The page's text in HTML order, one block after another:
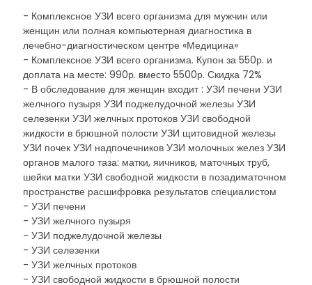
- Комплексное УЗИ всего организма для мужчин или
женщин или полная компьютерная диагностика в
лечебно-диагностическом центре «Медицина»
- Комплексное УЗИ всего организма. Купон за 550р. и
доплата на месте: 990р. вместо 5500р. Скидка 72%
- В обследование для женщин входит : УЗИ печени УЗИ
желчного пузыря УЗИ поджелудочной железы УЗИ
селезенки УЗИ желчных протоков УЗИ свободной
жидкости в брюшной полости УЗИ щитовидной железы
УЗИ почек УЗИ надпочечников УЗИ молочных желез УЗИ
органов малого таза: матки, яичников, маточных труб,
шейки матки УЗИ свободной жидкости в позадиматочном
пространстве расшифровка результатов специалистом
- УЗИ печени
- УЗИ желчного пузыря
- УЗИ поджелудочной железы
- УЗИ селезенки
- УЗИ желчных протоков
- УЗИ свободной жидкости в брюшной полости